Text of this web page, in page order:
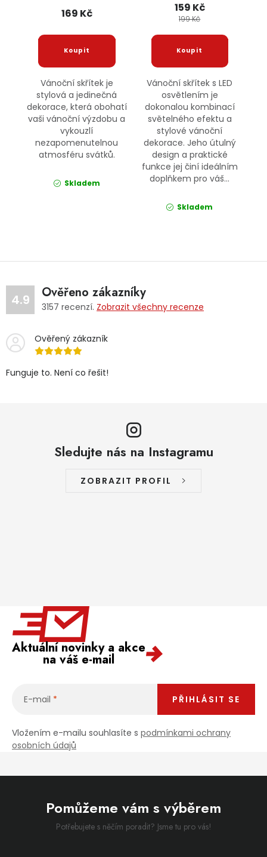
169 Kč
Vánoční skřítek je
stylová a jedinečná
dekorace, která obohatí
vaši vánoční výzdobu a
vykouzlí
nezapomenutelnou
atmosféru svátků.
Skladem
159 Kč
199 Kč
Vánoční skřítek s LED
osvětlením je
dokonalou kombinací
světelného efektu a
stylové vánoční
dekorace. Jeho útulný
design a praktické
funkce jej činí ideálním
doplňkem pro váš...
Skladem
4.9 Ověřeno zákazníky
3157 recenzí. Zobrazit všechny recenze
Ověřený zákazník
Funguje to. Není co řešit!
Sledujte nás na Instagramu
ZOBRAZIT PROFIL
Aktuální novinky a akce
na váš e-mail
E-mail
Vložením e-mailu souhlasíte s podmínkami ochrany
osobních údajů
PŘIHLÁSIT SE
Pomůžeme vám s výběrem
Potřebujete s něčím poradit? Jsme tu pro vás!